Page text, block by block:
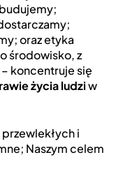
oraz etyka
środowisko, z
koncentruje się
życia ludziw
i
Naszym celem